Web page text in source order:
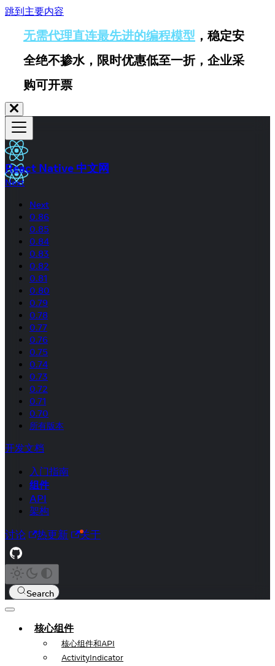
跳到主要内容
无需代理直连最先进的编程模型 ，稳定安
全绝不掺水，限时优惠低至一折，企业采
购可开票
React Native 中文网
Next
Next
0.86
0.85
0.84
0.83
0.82
0.81
0.80
0.79
0.78
0.77
0.76
0.75
0.74
0.73
0.72
0.71
0.70
所有版本
开发文档
入门指南
组件
API
架构
讨论 热更新 关于
Search
核心组件
核心组件和API
ActivityIndicator